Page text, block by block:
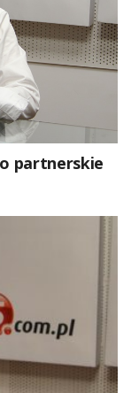
partnerskie